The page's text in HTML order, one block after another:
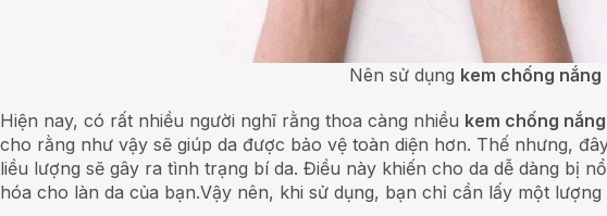
Nên sử dụng kem chống nắng
Hiện nay, có rất nhiều người nghĩ rằng thoa càng nhiều kem chống nắng
cho rằng như vậy sẽ giúp da được bảo vệ toàn diện hơn. Thế nhưng,
liều lượng sẽ gây ra tình trạng bí da. Điều này khiến cho da dễ dàng bị
hóa cho làn da của bạn.Vậy nên, khi sử dụng, bạn chỉ cần lấy một